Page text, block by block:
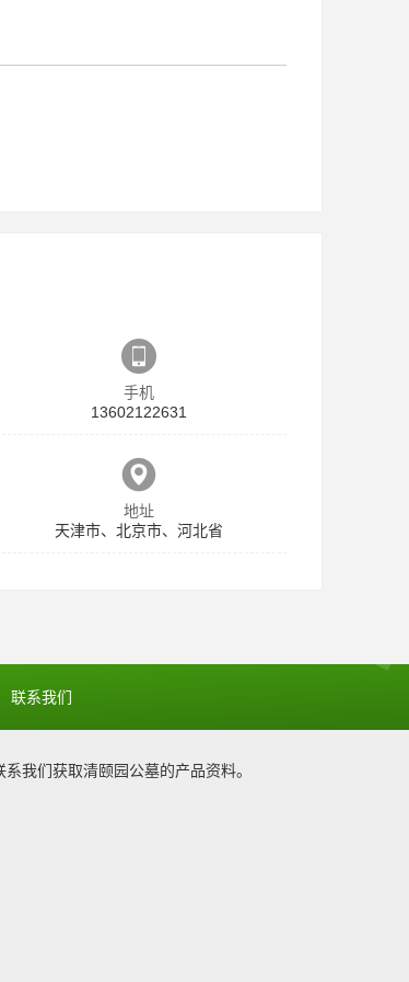
手机
13602122631
地址
天津市、北京市、河北省
联系我们
系我们获取清颐园公墓的产品资料。